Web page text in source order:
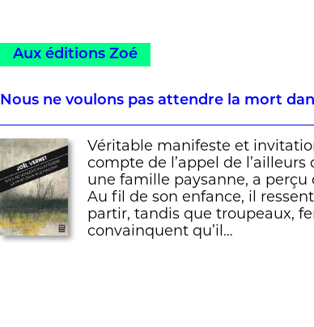
Aux éditions Zoé
Nous ne voulons pas attendre la mort
Véritable manifeste et
compte de l’appel de
une famille paysanne, a perçu
Au fil de son enfance, il
partir, tandis que troupeaux,
convainquent qu’il…